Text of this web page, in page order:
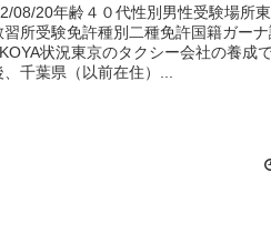
08/20年齢４０代性別男性受験場所
所受験免許種別二種免許国籍ガー
状況東京のタクシー会社の養成
千葉県（以前在住）...